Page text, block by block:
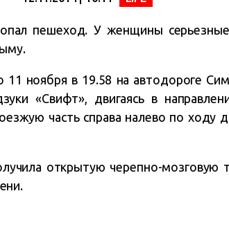
пешеход. У женщины
ноября в 19.58 на автодороге
«Свифт», двигаясь в
часть справа налево по ходу
открытую черепно-мозговую